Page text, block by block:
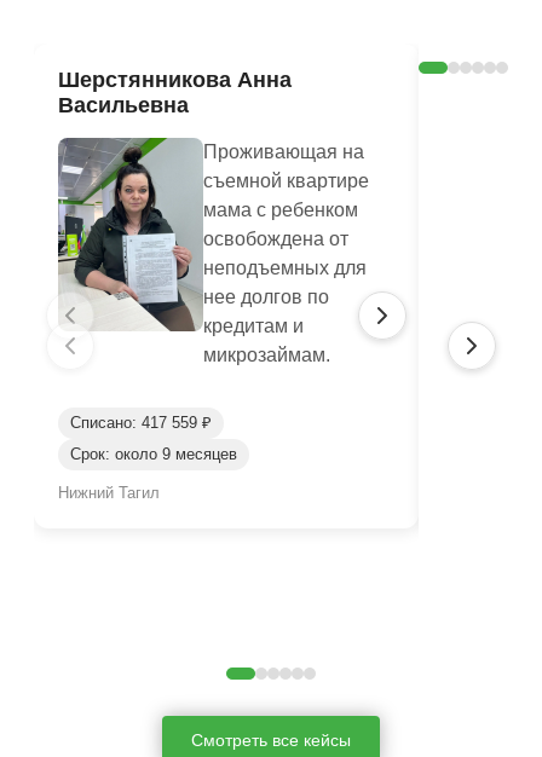
Шерстянникова Анна
Васильевна
Проживающая на
съемной квартире
мама с ребенком
освобождена от
неподъемных для
нее долгов по
кредитам и
микрозаймам.
Списано: 417 559 ₽
Срок: около 9 месяцев
Нижний Тагил
Смотреть все кейсы